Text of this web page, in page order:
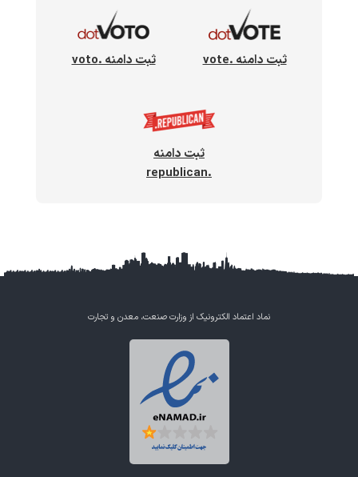
ثبت دامنه .vote ثبت دامنه .voto
ثبت دامنه
.republican
نماد اعتماد الکترونیک از وزارت صنعت، معدن و تجارت